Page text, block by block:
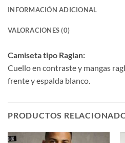
INFORMACIÓN ADICIONAL
VALORACIONES (0)
Camiseta tipo Raglan:
Cuello en contraste y mangas
frente y espalda blanco.
PRODUCTOS